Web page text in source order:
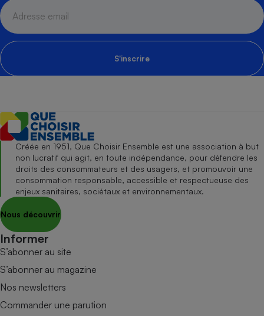
S'inscrire
Créée en 1951, Que Choisir Ensemble est une association à but
non lucratif qui agit, en toute indépendance, pour défendre les
droits des consommateurs et des usagers, et promouvoir une
consommation responsable, accessible et respectueuse des
enjeux sanitaires, sociétaux et environnementaux.
Nous découvrir
Informer
S’abonner au site
S’abonner au magazine
Nos newsletters
Commander une parution